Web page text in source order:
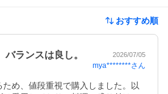
おすすめ順
ランスは良し。 2026/07/05
mya********さん
め、値段重視で購入しました。以